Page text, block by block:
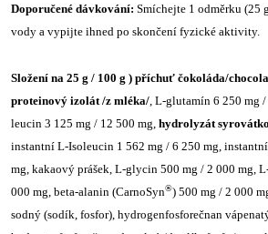
Doporučené dávkování: Smíchejte 1 odměrku (25
vody a vypijte ihned po skončení fyzické aktivity.
Složení na 25 g / 100 g ) příchuť čokoláda/
proteinový izolát /z mléka/ , L-glutamín 6 250 mg
leucin 3 125 mg / 12 500 mg, hydrolyzát
instantní L-Isoleucin 1 562 mg / 6 250 mg,
mg, kakaový prášek, L-glycin 500 mg / 2 000 mg,
000 mg, beta-alanin (CarnoSyn®) 500 mg / 2 000
sodný (sodík, fosfor), hydrogenfosforečnan